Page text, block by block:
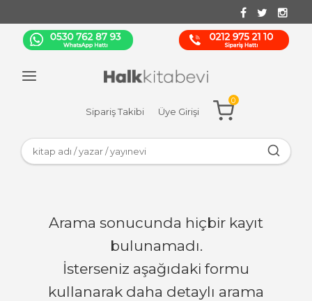
Sipariş Takibi Üye Girişi
0
Arama sonucunda hiçbir kayıt
bulunamadı.
İsterseniz aşağıdaki formu
kullanarak daha detaylı arama